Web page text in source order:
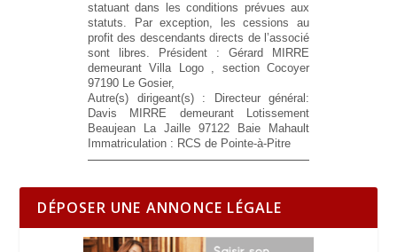
statuant dans les conditions prévues aux
statuts. Par exception, les cessions au
profit des descendants directs de l’associé
sont libres. Président : Gérard MIRRE
demeurant Villa Logo , section Cocoyer
97190 Le Gosier,
Autre(s) dirigeant(s) :
Directeur général:
Davis MIRRE demeurant Lotissement
Beaujean La Jaille 97122 Baie Mahault
Immatriculation : RCS de Pointe-à-Pitre
DÉPOSER UNE ANNONCE LÉGALE